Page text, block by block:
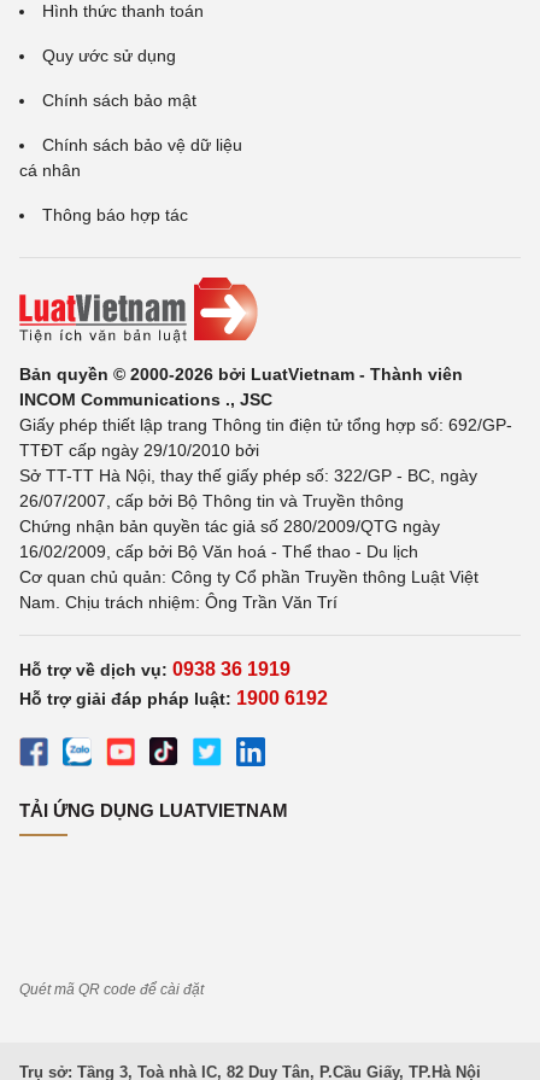
Hình thức thanh toán
Quy ước sử dụng
Chính sách bảo mật
Chính sách bảo vệ dữ liệu
cá nhân
Thông báo hợp tác
Bản quyền © 2000-2026 bởi LuatVietnam - Thành viên
INCOM Communications ., JSC
Giấy phép thiết lập trang Thông tin điện tử tổng hợp số: 692/GP-
TTĐT cấp ngày 29/10/2010 bởi
Sở TT-TT Hà Nội, thay thế giấy phép số: 322/GP - BC, ngày
26/07/2007, cấp bởi Bộ Thông tin và Truyền thông
Chứng nhận bản quyền tác giả số 280/2009/QTG ngày
16/02/2009, cấp bởi Bộ Văn hoá - Thể thao - Du lịch
Cơ quan chủ quản: Công ty Cổ phần Truyền thông Luật Việt
Nam. Chịu trách nhiệm: Ông Trần Văn Trí
Hỗ trợ về dịch vụ: 0938 36 1919
Hỗ trợ giải đáp pháp luật: 1900 6192
TẢI ỨNG DỤNG LUATVIETNAM
Quét mã QR code để cài đặt
Trụ sở: Tầng 3, Toà nhà IC, 82 Duy Tân, P.Cầu Giấy, TP.Hà Nội